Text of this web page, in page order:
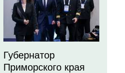
Губернатор
Приморского края